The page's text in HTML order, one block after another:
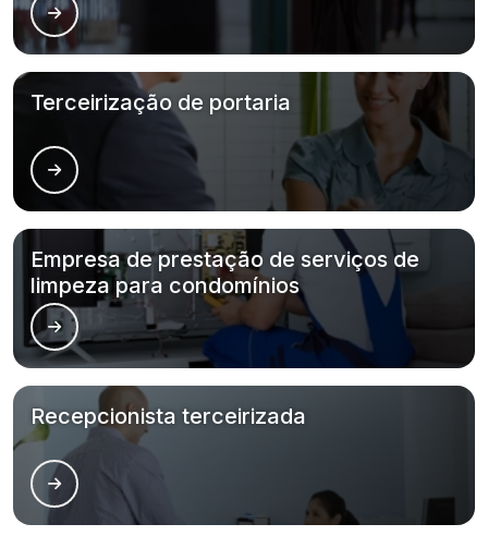
Terceirização de portaria
Empresa de prestação de serviços de
limpeza para condomínios
Recepcionista terceirizada